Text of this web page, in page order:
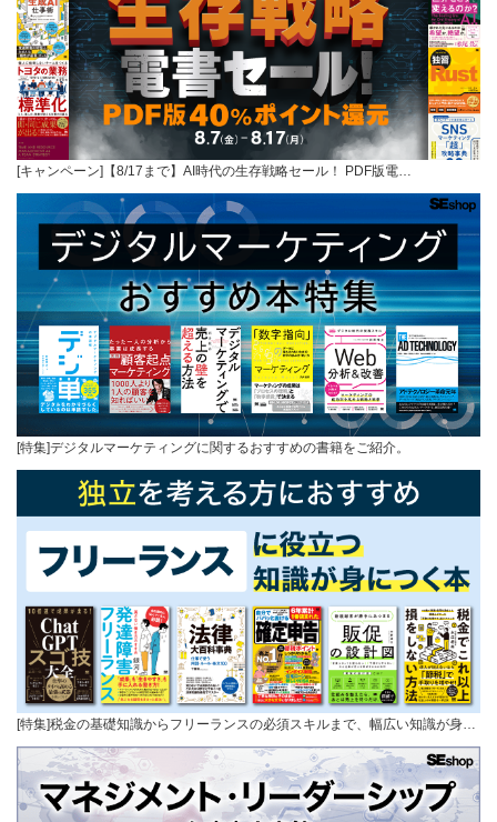
[キャンペーン]【8/17まで】AI時代の生存戦略セール！ PDF版電…
[特集]デジタルマーケティングに関するおすすめの書籍をご紹介。
[特集]税金の基礎知識からフリーランスの必須スキルまで、幅広い知識が身…